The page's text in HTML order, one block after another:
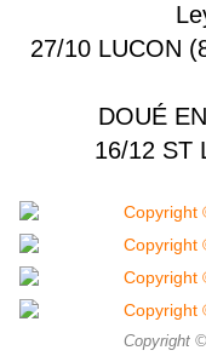
27/10 LUCON
DOUÉ
16/12 ST
Copyright